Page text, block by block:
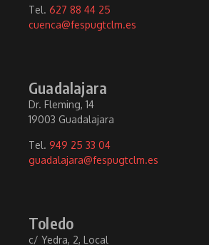
Tel. 627 88 44 25
cuenca@fespugtclm.es
Guadalajara
Dr. Fleming, 14
19003 Guadalajara
Tel. 949 25 33 04
guadalajara@fespugtclm.es
Toledo
c/ Yedra, 2, Local